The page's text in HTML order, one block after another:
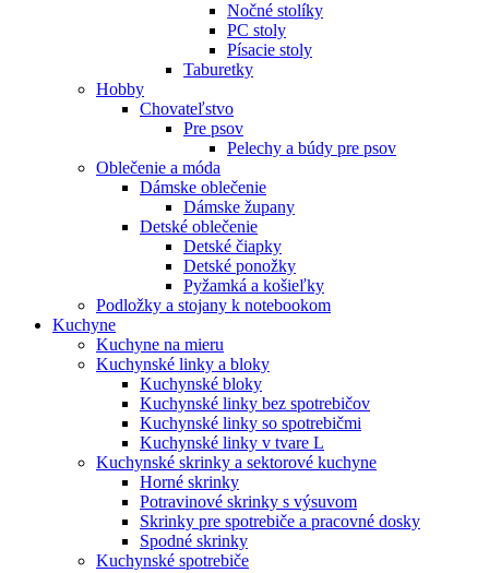
Nočné stolíky
PC stoly
Písacie stoly
Taburetky
Hobby
Chovateľstvo
Pre psov
Pelechy a búdy pre psov
Oblečenie a móda
Dámske oblečenie
Dámske župany
Detské oblečenie
Detské čiapky
Detské ponožky
Pyžamká a košieľky
Podložky a stojany k notebookom
Kuchyne
Kuchyne na mieru
Kuchynské linky a bloky
Kuchynské bloky
Kuchynské linky bez spotrebičov
Kuchynské linky so spotrebičmi
Kuchynské linky v tvare L
Kuchynské skrinky a sektorové kuchyne
Horné skrinky
Potravinové skrinky s výsuvom
Skrinky pre spotrebiče a pracovné dosky
Spodné skrinky
Kuchynské spotrebiče